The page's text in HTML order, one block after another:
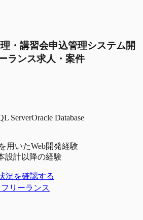
理・講習会申込管理システム開
ランス求人・案件
ServerOracle Database
用いたWeb開発経験
設計以降の経験
況を確認する
リーランス